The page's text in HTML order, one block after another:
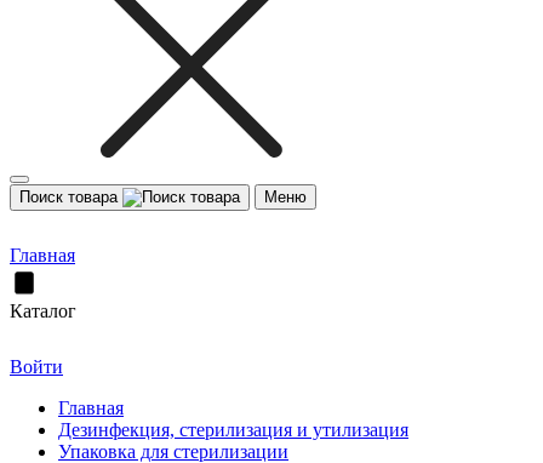
Поиск товара Меню
Главная
Каталог
Войти
Главная
Дезинфекция, стерилизация и утилизация
Упаковка для стерилизации